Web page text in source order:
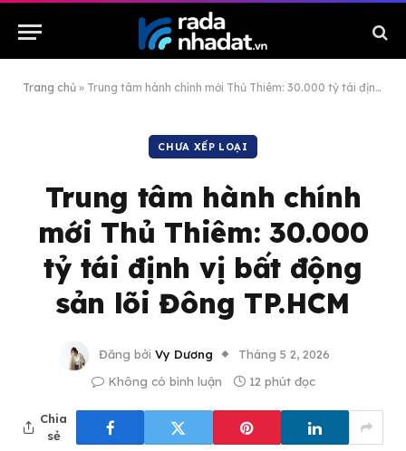
Trang chủ » Trung tâm hành chính mới Thủ Thiêm: 30.000 tỷ tái định vị bất động sản lõi Đông TP.HCM
CHƯA XẾP LOẠI
Trung tâm hành chính
mới Thủ Thiêm: 30.000
tỷ tái định vị bất động
sản lõi Đông TP.HCM
Đăng bởi Vy Dương
Tháng 5 2, 2026
Không có bình luận
12 phút đọc
Chia
sẻ